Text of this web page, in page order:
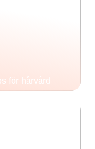
för hårvård